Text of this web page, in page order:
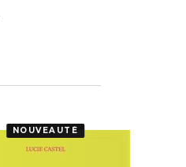
NOUVEAUTÉ